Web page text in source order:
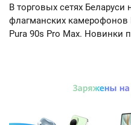
В торговых сетях Беларуси
флагманских камерофонов
Pura 90s Pro Max. Новинки